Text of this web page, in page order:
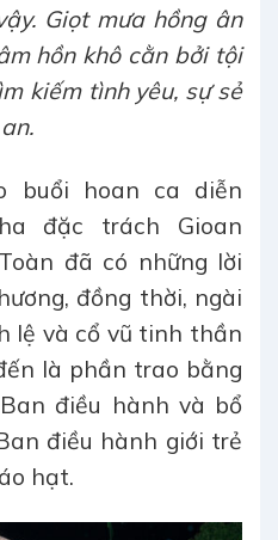
Giọt mưa hồng ân
hồn khô cằn bởi tội
kiếm tình yêu, sự sẻ
buổi hoan ca diễn
đặc trách Gioan
đã có những lời
đồng thời, ngài
lệ và cổ vũ tinh thần
là phần trao bằng
điều hành và bổ
điều hành giới trẻ
hạt.